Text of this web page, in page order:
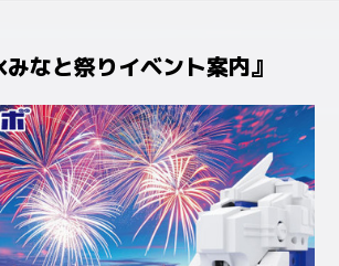
なと祭りイベント案内』